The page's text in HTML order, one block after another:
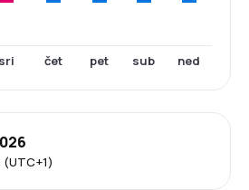
sri čet pet sub ned